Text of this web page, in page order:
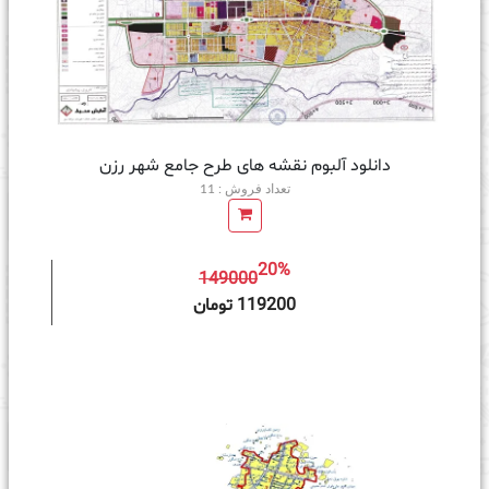
دانلود آلبوم نقشه های طرح جامع شهر رزن
تعداد فروش : 11
14900020%
119200 تومان